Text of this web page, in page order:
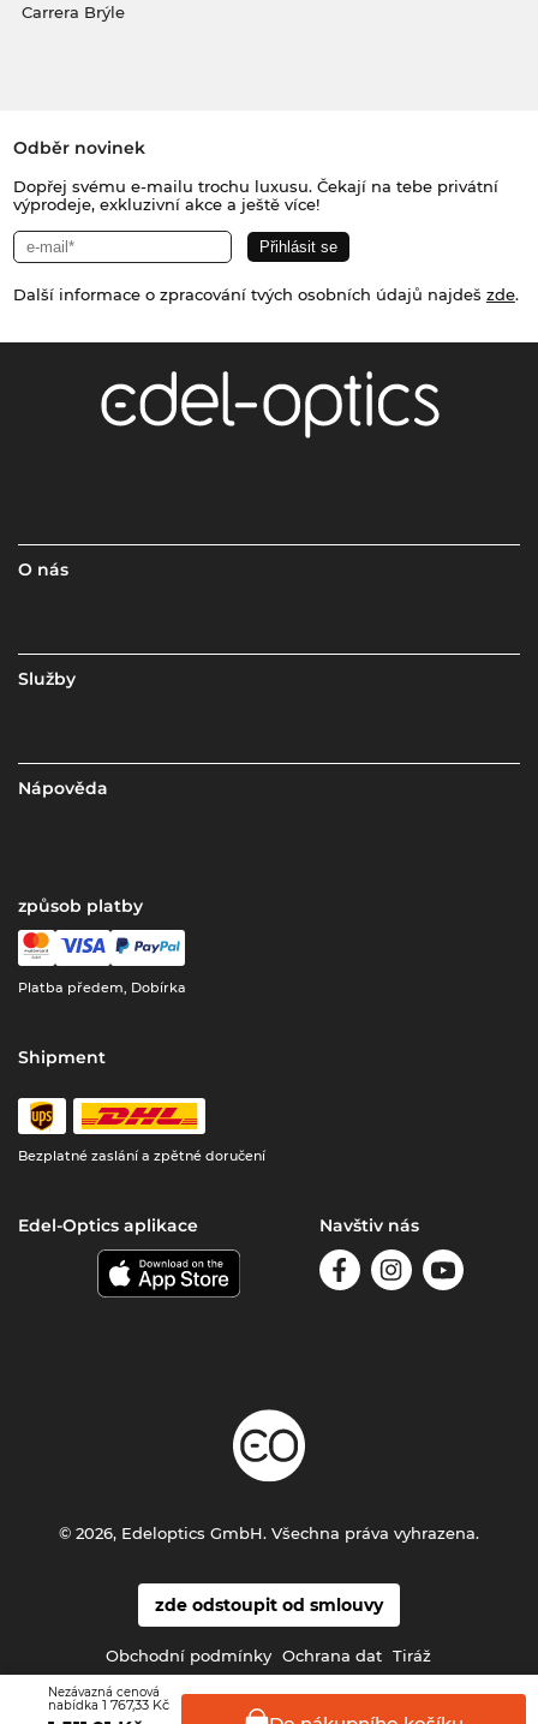
Nezávazná cenová
nabídka 1 767,33 Kč
Carrera Brýle
Odběr novinek
Dopřej svému e-mailu trochu luxusu. Čekají na tebe privátní
výprodeje, exkluzivní akce a ještě více!
Další informace o zpracování tvých osobních údajů najdeš zde.
O nás
Služby
Nápověda
způsob platby
Platba předem, Dobírka
Shipment
Bezplatné zaslání a zpětné doručení
Edel-Optics aplikace Navštiv nás
zde odstoupit od smlouvy
Obchodní podmínky Ochrana dat Tiráž
© 2026, Edeloptics GmbH. Všechna práva vyhrazena.